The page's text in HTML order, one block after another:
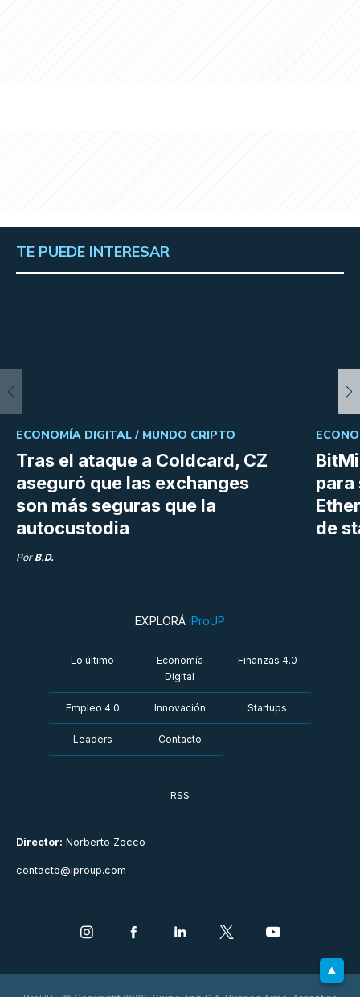
TE PUEDE INTERESAR
Tras el ataque a Coldcard, CZ
aseguró que las exchanges
son más seguras que la
autocustodia
ECONOMÍA DIGITAL / MUNDO CRIPTO
Por B.D.
para
de
Director: Norberto Zocco
contacto@iproup.com
EXPLORÁ iProUP
Lo último
Economía
Digital
Finanzas 4.0
Empleo 4.0 Innovación Startups
Leaders Contacto
RSS